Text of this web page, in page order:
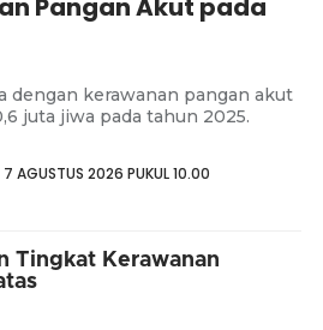
Pangan Akut pada
dengan kerawanan pangan akut
juta jiwa pada tahun 2025.
7 AGUSTUS 2026 PUKUL 10.00
Tingkat Kerawanan